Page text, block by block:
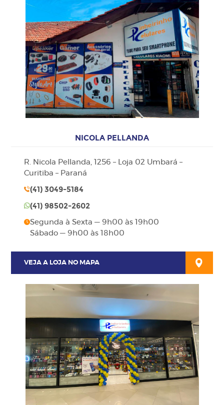
NICOLA PELLANDA
R. Nicola Pellanda, 1256 – Loja 02 Umbará –
Curitiba – Paraná
(41)3049-5184
(41)98502-2602
Segunda à Sexta — 9h00 às 19h00
Sábado — 9h00 às 18h00
VEJA A LOJA NO MAPA